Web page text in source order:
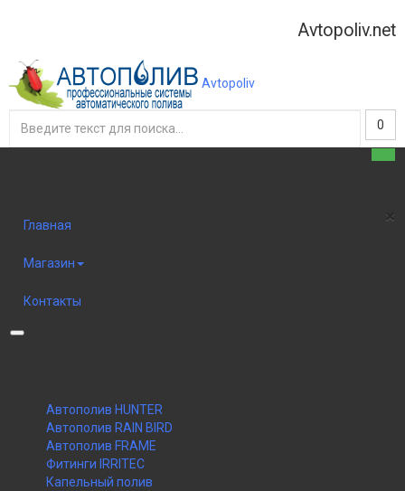
Avtopoliv.net
Avtopoliv
0
×
Главная
Магазин
Контакты
Автополив HUNTER
Автополив RAIN BIRD
Автополив FRAME
Фитинги IRRITEC
Капельный полив